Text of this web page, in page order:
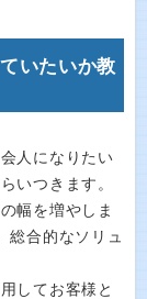
いたいか教
人になりたい
いつきます。
幅を増やしま
総合的なソリュ
してお客様と